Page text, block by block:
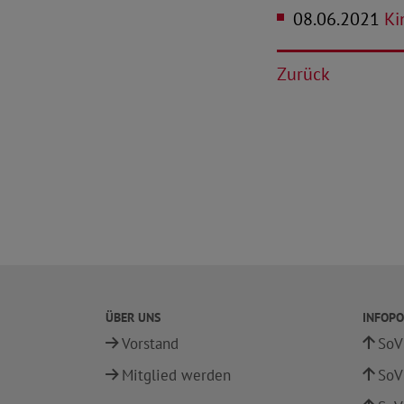
08.06.2021
Zurück
ÜBER UNS
Vorstand
Mitglied werden